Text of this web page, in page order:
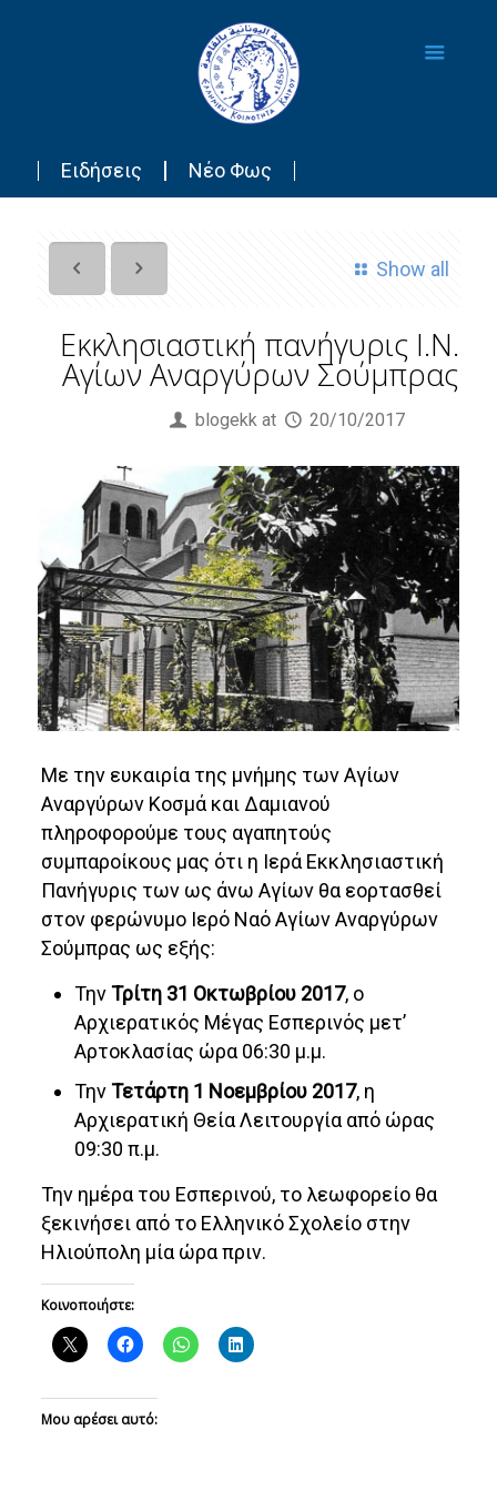
Ειδήσεις Νέο Φως
Show all
Εκκλησιαστική πανήγυρις Ι.Ν.
Αγίων Αναργύρων Σούμπρας
blogekk at 20/10/2017
Με την ευκαιρία της μνήμης των Αγίων
Αναργύρων Κοσμά και Δαμιανού
πληροφορούμε τους αγαπητούς
συμπαροίκους μας ότι η Ιερά Εκκλησιαστική
Πανήγυρις των ως άνω Αγίων θα εορτασθεί
στον φερώνυμο Ιερό Ναό Αγίων Αναργύρων
Σούμπρας ως εξής:
ΤηνΤρίτη 31 Οκτωβρίου 2017, ο
Αρχιερατικός Μέγας Εσπερινός μετ’
Αρτοκλασίας ώρα 06:30 μ.μ.
ΤηνΤετάρτη 1 Νοεμβρίου 2017, η
Αρχιερατική Θεία Λειτουργία από ώρας
09:30 π.μ.
Την ημέρα του Εσπερινού, το λεωφορείο θα
ξεκινήσει από το Ελληνικό Σχολείο στην
Ηλιούπολη μία ώρα πριν.
Κοινοποιήστε:
Μου αρέσει αυτό: